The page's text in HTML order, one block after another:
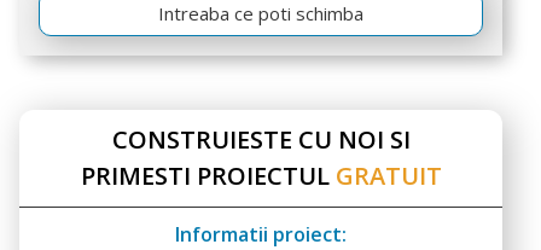
Intreaba ce poti schimba
CONSTRUIESTE CU NOI SI
PRIMESTI PROIECTUL GRATUIT
Informatii proiect: